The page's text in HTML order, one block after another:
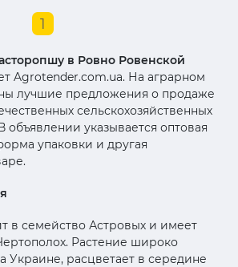
1
в Ровно Ровенской
Agrotender.com.ua. На аграрном
лучшие предложения о продаже
сельскохозяйственных
объявлении указывается оптовая
упаковки и другая
в семейство Астровых и имеет
Растение широко
Украине, расцветает в середине